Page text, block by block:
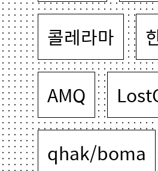
콜레라마
AMQ
qhak/boma